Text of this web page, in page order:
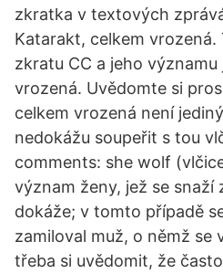
zkratka v textových
Katarakt, celkem vrozená.
zkratu CC a jeho
vrozená. Uvědomte si
celkem vrozená není
nedokážu soupeřit s tou
comments: she wolf
význam ženy, jež se snaží
dokáže; v tomto případě
zamiloval muž, o němž se
třeba si uvědomit, že